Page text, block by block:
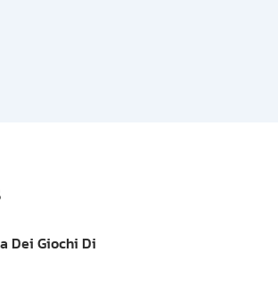
Dei Giochi Di